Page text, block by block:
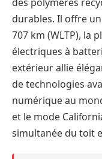
durables. Il offre
707 km (WLTP), la
électriques à
extérieur allie
de technologies
numérique au
et le mode
simultanée du toit